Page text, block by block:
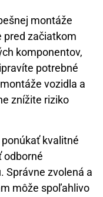
montáže
pred začiatkom
komponentov,
potrebné
vozidla a
znížite riziko
ponúkať kvalitné
odborné
Správne zvolená a
môže spoľahlivo